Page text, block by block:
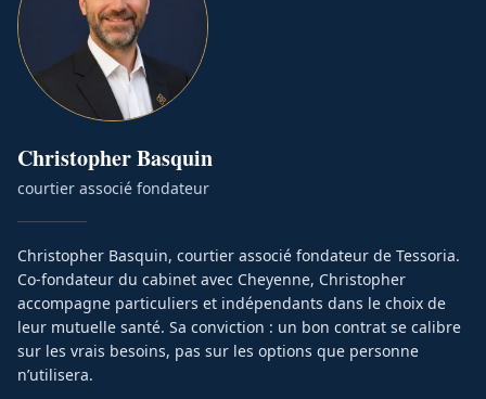
ChristopherBasquin
courtier associé fondateur
Christopher Basquin, courtier associé fondateur de Tessoria.
Co-fondateur du cabinet avec Cheyenne, Christopher
accompagne particuliers et indépendants dans le choix de
leur mutuelle santé. Sa conviction : un bon contrat se calibre
sur les vrais besoins, pas sur les options que personne
n’utilisera.